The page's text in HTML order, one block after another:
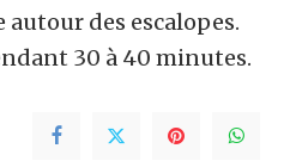
autour des escalopes.
30 à 40 minutes.